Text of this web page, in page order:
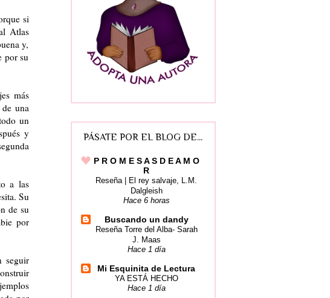
si
Atlas
y,
por su
más
una
un
y
a las
Su
de su
por
seguir
PÁSATE POR EL BLOG DE...
P R O M E S A S D E A M O
R
Reseña | El rey salvaje, L.M.
Dalgleish
Hace 6 horas
Buscando un dandy
Reseña Torre del Alba- Sarah
J. Maas
Hace 1 día
Mi Esquinita de Lectura
YA ESTÁ HECHO
Hace 1 día